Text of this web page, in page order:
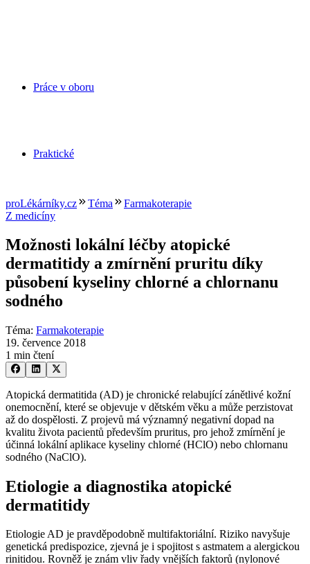
Práce v oboru
Praktické
proLékárníky.cz Téma
Farmakoterapie
Z medicíny
Možnosti lokální léčby atopické
dermatitidy a zmírnění pruritu díky
působení kyseliny chlorné a chlornanu
sodného
Téma: Farmakoterapie
19. července 2018
1 min čtení
Atopická dermatitida (AD) je chronické relabující zánětlivé kožní
onemocnění, které se objevuje v dětském věku a může perzistovat
až do dospělosti. Z projevů má významný negativní dopad na
kvalitu života pacientů především pruritus, pro jehož zmírnění je
účinná lokální aplikace kyseliny chlorné (HClO) nebo chlornanu
sodného (NaClO).
Etiologie a diagnostika atopické
dermatitidy
Etiologie AD je pravděpodobně multifaktoriální. Riziko navyšuje
genetická predispozice, zjevná je i spojitost s astmatem a alergickou
rinitidou. Rovněž je znám vliv řady vnějších faktorů (nylonové